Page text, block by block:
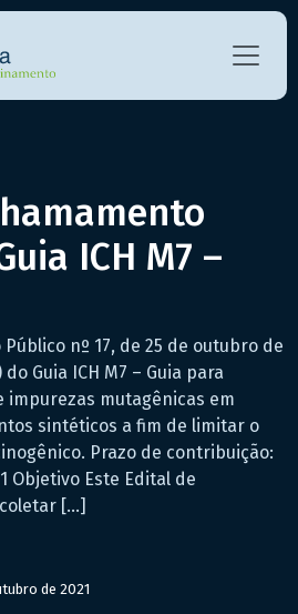
ICH M7 –
nº 17, de 25 de outubro de
Guia ICH M7 – Guia para
impurezas mutagênicas em
sintéticos a fim de limitar o
Prazo de contribuição:
Objetivo Este Edital de
[…]
de 2021